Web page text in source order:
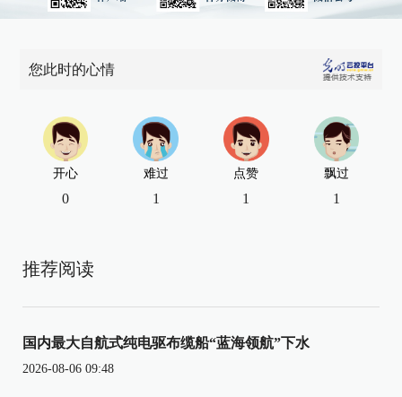
您此时的心情
开心
0
难过
1
点赞
1
飘过
1
推荐阅读
国内最大自航式纯电驱布缆船“蓝海领航”下水
2026-08-06 09:48